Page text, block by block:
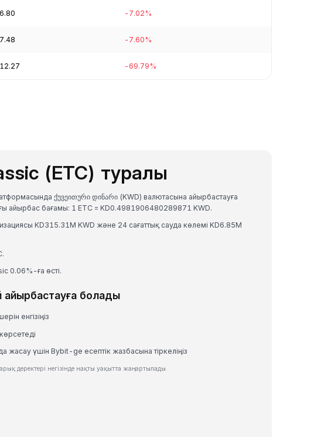
-7.02%
-7.60%
-69.79%
(ETC) туралы
ქუვეითური დინარი (KWD) валютасына айырбастауға
айырбас бағамы: 1 ETC = KD0.4981906480289871 KWD.
KD315.31M KWD және 24 сағаттық сауда көлемі KD6.85M
0.06%-ға өсті.
айырбастауға болады
енгізіңіз
жасау үшін Bybit-ge есептік жазбасына тіркеліңіз
деректері негізінде нақты уақытта жаңартылады.